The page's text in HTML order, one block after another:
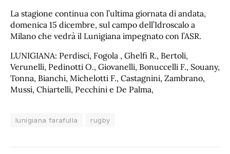
La stagione continua con l’ultima giornata di andata,
domenica 15 dicembre, sul campo dell’Idroscalo a
Milano che vedrà il Lunigiana impegnato con l’ASR.
LUNIGIANA: Perdisci, Fogola , Ghelfi R., Bertoli,
Verunelli, Pedinotti O., Giovanelli, Bonuccelli F., Souany,
Tonna, Bianchi, Michelotti F., Castagnini, Zambrano,
Mussi, Chiartelli, Pecchini e De Palma,
lunigiana farafulla rugby